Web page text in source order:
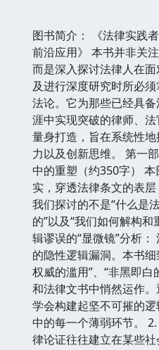
图书简介： 《法律实践
前沿应用》 本书并非关
而是深入探讨法律人在
及进行深度研究时所必
法论。它为那些已经具
涯中实现突破的律师、
量身打造，旨在系统性
力以及创新思维。 第一
中的重塑（约350字）
实，穿透法律条文的表层
我们探讨的不是“什么是
的”以及“我们如何解构
辑谬误的“显微镜”分析
的隐性逻辑漏洞。本书
权威的滥用”、“非黑即
和法律文书中悄然运作
学会构建起坚不可摧的
中的每一个薄弱环节。
律论证往往建立在某些